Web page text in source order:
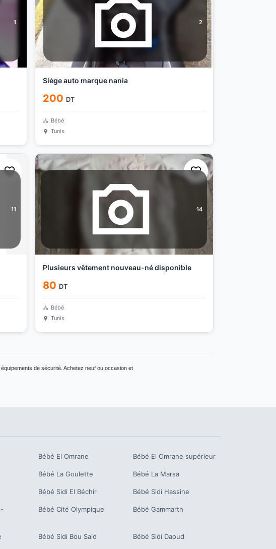
1 2
Siège auto marque nania
200 DT
Bébé
Tunis
11 14
Plusieurs vêtement nouveau-né disponible
80 DT
Bébé
Tunis
de sécurité. Achetez neuf ou occasion et
Bébé El Omrane Bébé El Omrane supérieur
Bébé La Goulette Bébé La Marsa
Bébé Sidi El Béchir Bébé Sidi Hassine
Bébé Cité Olympique Bébé Gammarth
Bébé Sidi Bou Said Bébé Sidi Daoud